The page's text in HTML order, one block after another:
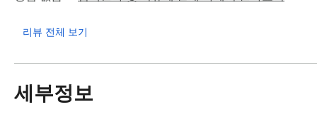
리뷰 전체 보기
세부정보